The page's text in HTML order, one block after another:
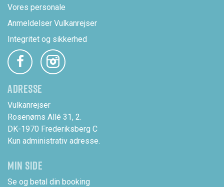
Vores personale
Anmeldelser Vulkanrejser
Integritet og sikkerhed
ADRESSE
Vulkanrejser
Rosenørns Allé 31, 2.
DK-1970 Frederiksberg C
Kun administrativ adresse.
MIN SIDE
Se og betal din booking